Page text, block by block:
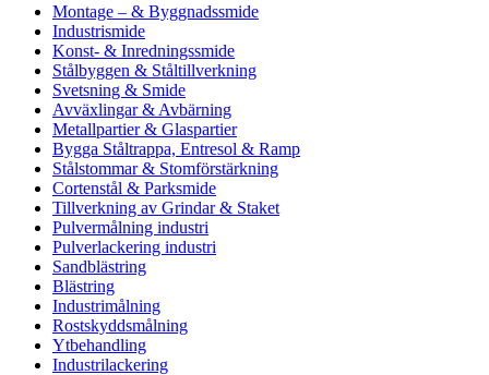
Montage – & Byggnadssmide
Industrismide
Konst- & Inredningssmide
Stålbyggen & Ståltillverkning
Svetsning & Smide
Avväxlingar & Avbärning
Metallpartier & Glaspartier
Bygga Ståltrappa, Entresol & Ramp
Stålstommar & Stomförstärkning
Cortenstål & Parksmide
Tillverkning av Grindar & Staket
Pulvermålning industri
Pulverlackering industri
Sandblästring
Blästring
Industrimålning
Rostskyddsmålning
Ytbehandling
Industrilackering